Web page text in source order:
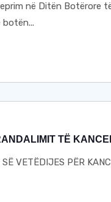
në Ditën Botërore
botën...
TË
VETËDIJES PËR